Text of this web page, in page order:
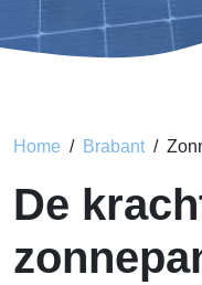
Home Brabant
De